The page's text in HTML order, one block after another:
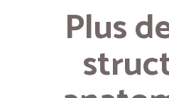
Plus